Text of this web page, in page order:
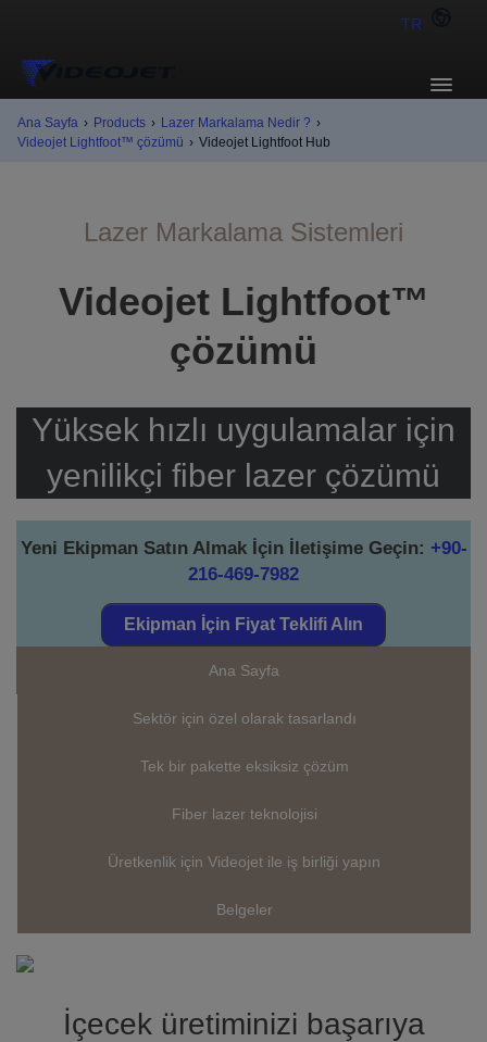
TR
Ana Sayfa › Products › Lazer Markalama Nedir ? ›
Videojet Lightfoot™ çözümü › Videojet Lightfoot Hub
Lazer Markalama Sistemleri
Videojet Lightfoot™
çözümü
Yüksek hızlı uygulamalar için
yenilikçi fiber lazer çözümü
Yeni Ekipman Satın Almak İçin İletişime Geçin: +90-
216-469-7982
Ekipman İçin Fiyat Teklifi Alın
Ana Sayfa
Sektör için özel olarak tasarlandı
Tek bir pakette eksiksiz çözüm
Fiber lazer teknolojisi
Üretkenlik için Videojet ile iş birliği yapın
Belgeler
İçecek üretiminizi başarıya